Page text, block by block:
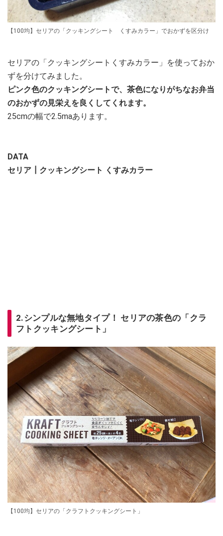
【100均】セリアの「クッキングシート くすみカラー」でおかずを区分け
セリアの「クッキングシートくすみカラー」を使っておか
ずを分けてみました。
ピンク色のクッキングシートで、茶色になりがちなお弁当
のおかずの見栄えを良くしてくれます。
25cmの幅で2.5maあります。
DATA
セリア┃クッキングシート くすみカラー
2.シンプルな無地タイプ！ セリアの茶色の「クラ
フトクッキングシート」
【100均】セリアの「クラフトクッキングシート」